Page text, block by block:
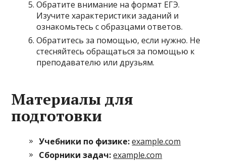
Обратите внимание на формат ЕГЭ.
Изучите характеристики заданий и
ознакомьтесь с образцами ответов.
Обратитесь за помощью, если нужно. Не
стесняйтесь обращаться за помощью к
преподавателю или друзьям.
Материалы для
подготовки
Учебники по физике: example.com
Сборники задач: example.com